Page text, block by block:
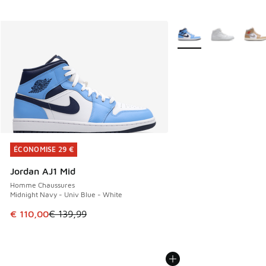
ÉCONOMISE 29 €
Jordan AJ1 Mid
Homme Chaussures
Midnight Navy - Univ Blue - White
Cet article est en promotion. Prix en baisse de € 139,99 à
€ 110,00€ 139,99
ÉCONOMISE 29 €
Plus de couleurs